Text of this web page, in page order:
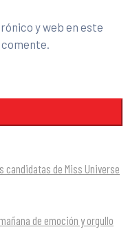
y web en este
de Miss Universe
de emoción y orgullo